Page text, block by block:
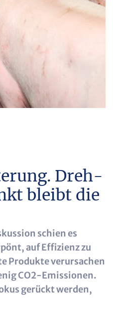
Dreh-
bleibt die
schien es
auf Effizienz zu
Produkte verursachen
CO2-Emissionen.
gerückt werden,